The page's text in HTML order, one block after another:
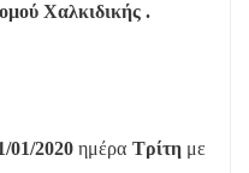
Χαλκιδικής .
01/2020ημέρα Τρίτη με